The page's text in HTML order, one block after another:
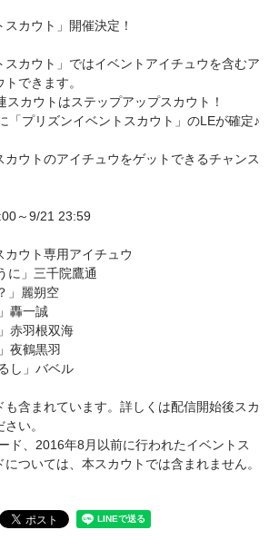
スカウト」開催決定！
スカウト」ではイベントアイチュウを含むア
できます。
スカウトはステップアップスカウト！
「プリズンイベントスカウト」のLEが確定♪
カウトのアイチュウをゲットできるチャンス
～9/21 23:59
カウト専用アイチュウ
に」三千院鷹通
」麗朔空
轟一誠
赤羽根双海
夜鶴黒羽
し」バベル
含まれています。詳しくは配信開始後スカ
い。
ド、2016年8月以前に行われたイベントス
ついては、本スカウトでは含まれません。